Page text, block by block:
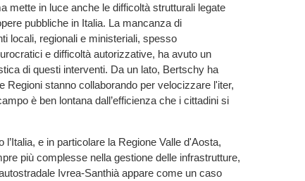
mette in luce anche le difficoltà strutturali legate
pubbliche in Italia. La mancanza di
locali, regionali e ministeriali, spesso
e difficoltà autorizzative, ha avuto un
di questi interventi. Da un lato, Bertschy ha
Regioni stanno collaborando per velocizzare l'iter,
è ben lontana dall’efficienza che i cittadini si
e in particolare la Regione Valle d'Aosta,
più complesse nella gestione delle infrastrutture,
Ivrea-Santhià appare come un caso